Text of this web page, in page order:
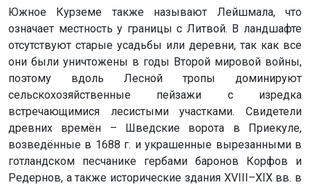
Южное Курземе также называют Лейшмала, что
означает местность у границы с Литвой. В ландшафте
отсутствуют старые усадьбы или деревни, так как все
они были уничтожены в годы Второй мировой войны,
поэтому вдоль Лесной тропы доминируют
сельскохозяйственные пейзажи с изредка
встречающимися лесистыми участками. Свидетели
древних времён – Шведские ворота в Приекуле,
возведённые в 1688 г. и украшенные вырезанными в
готландском песчанике гербами баронов Корфов и
Редернов, а также исторические здания XVIII–XIX вв. в